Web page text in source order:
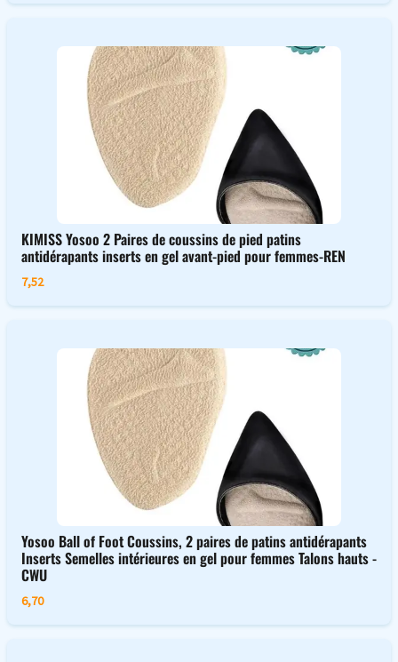
KIMISS Yosoo 2 Paires de coussins de pied patins
antidérapants inserts en gel avant-pied pour femmes-REN
7,52
Yosoo Ball of Foot Coussins, 2 paires de patins antidérapants
Inserts Semelles intérieures en gel pour femmes Talons hauts -
CWU
6,70